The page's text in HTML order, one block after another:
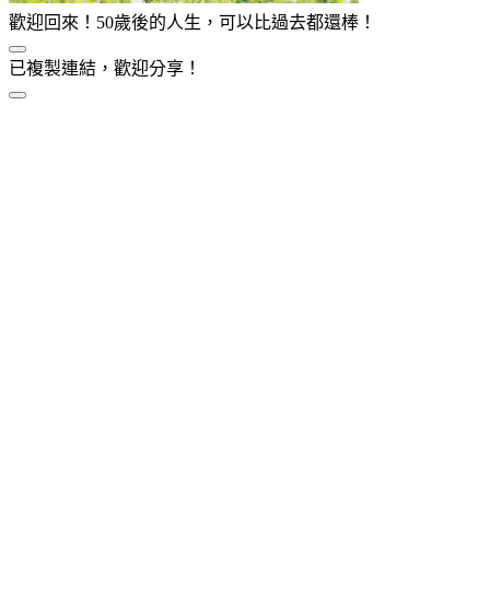
歡迎回來！50歲後的人生，可以比過去都還棒！
已複製連結，歡迎分享！